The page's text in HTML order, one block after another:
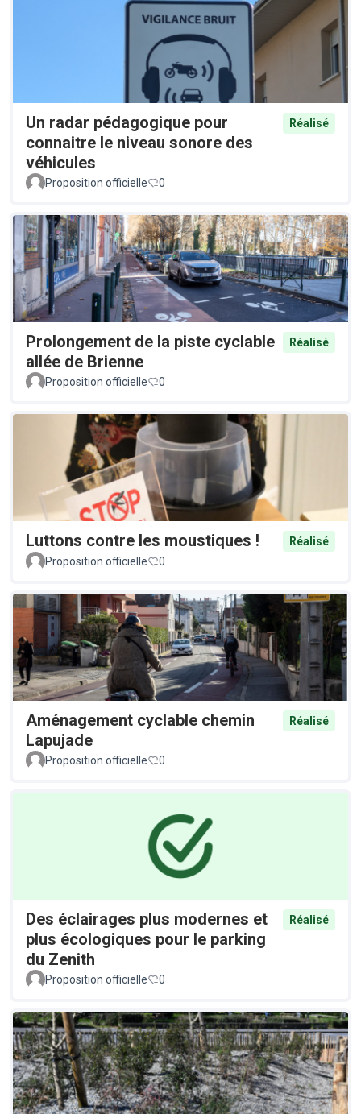
Un radar pédagogique pour
connaitre le niveau sonore des
véhicules
Réalisé
Proposition officielle 0
Prolongement de la piste cyclable
allée de Brienne
Réalisé
Proposition officielle 0
Luttons contre les moustiques !
Réalisé
Proposition officielle
0
Aménagement cyclable chemin
Lapujade
Réalisé
Proposition officielle 0
Des éclairages plus modernes et
plus écologiques pour le parking
du Zenith
Réalisé
Proposition officielle 0